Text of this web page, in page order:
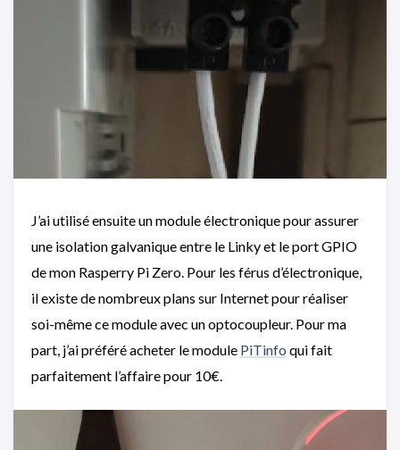
J’ai utilisé ensuite un module électronique pour assurer
une isolation galvanique entre le Linky et le port GPIO
de mon Rasperry Pi Zero. Pour les férus d’électronique,
il existe de nombreux plans sur Internet pour réaliser
soi-même ce module avec un optocoupleur. Pour ma
part, j’ai préféré acheter le module PiTinfo qui fait
parfaitement l’affaire pour 10€.